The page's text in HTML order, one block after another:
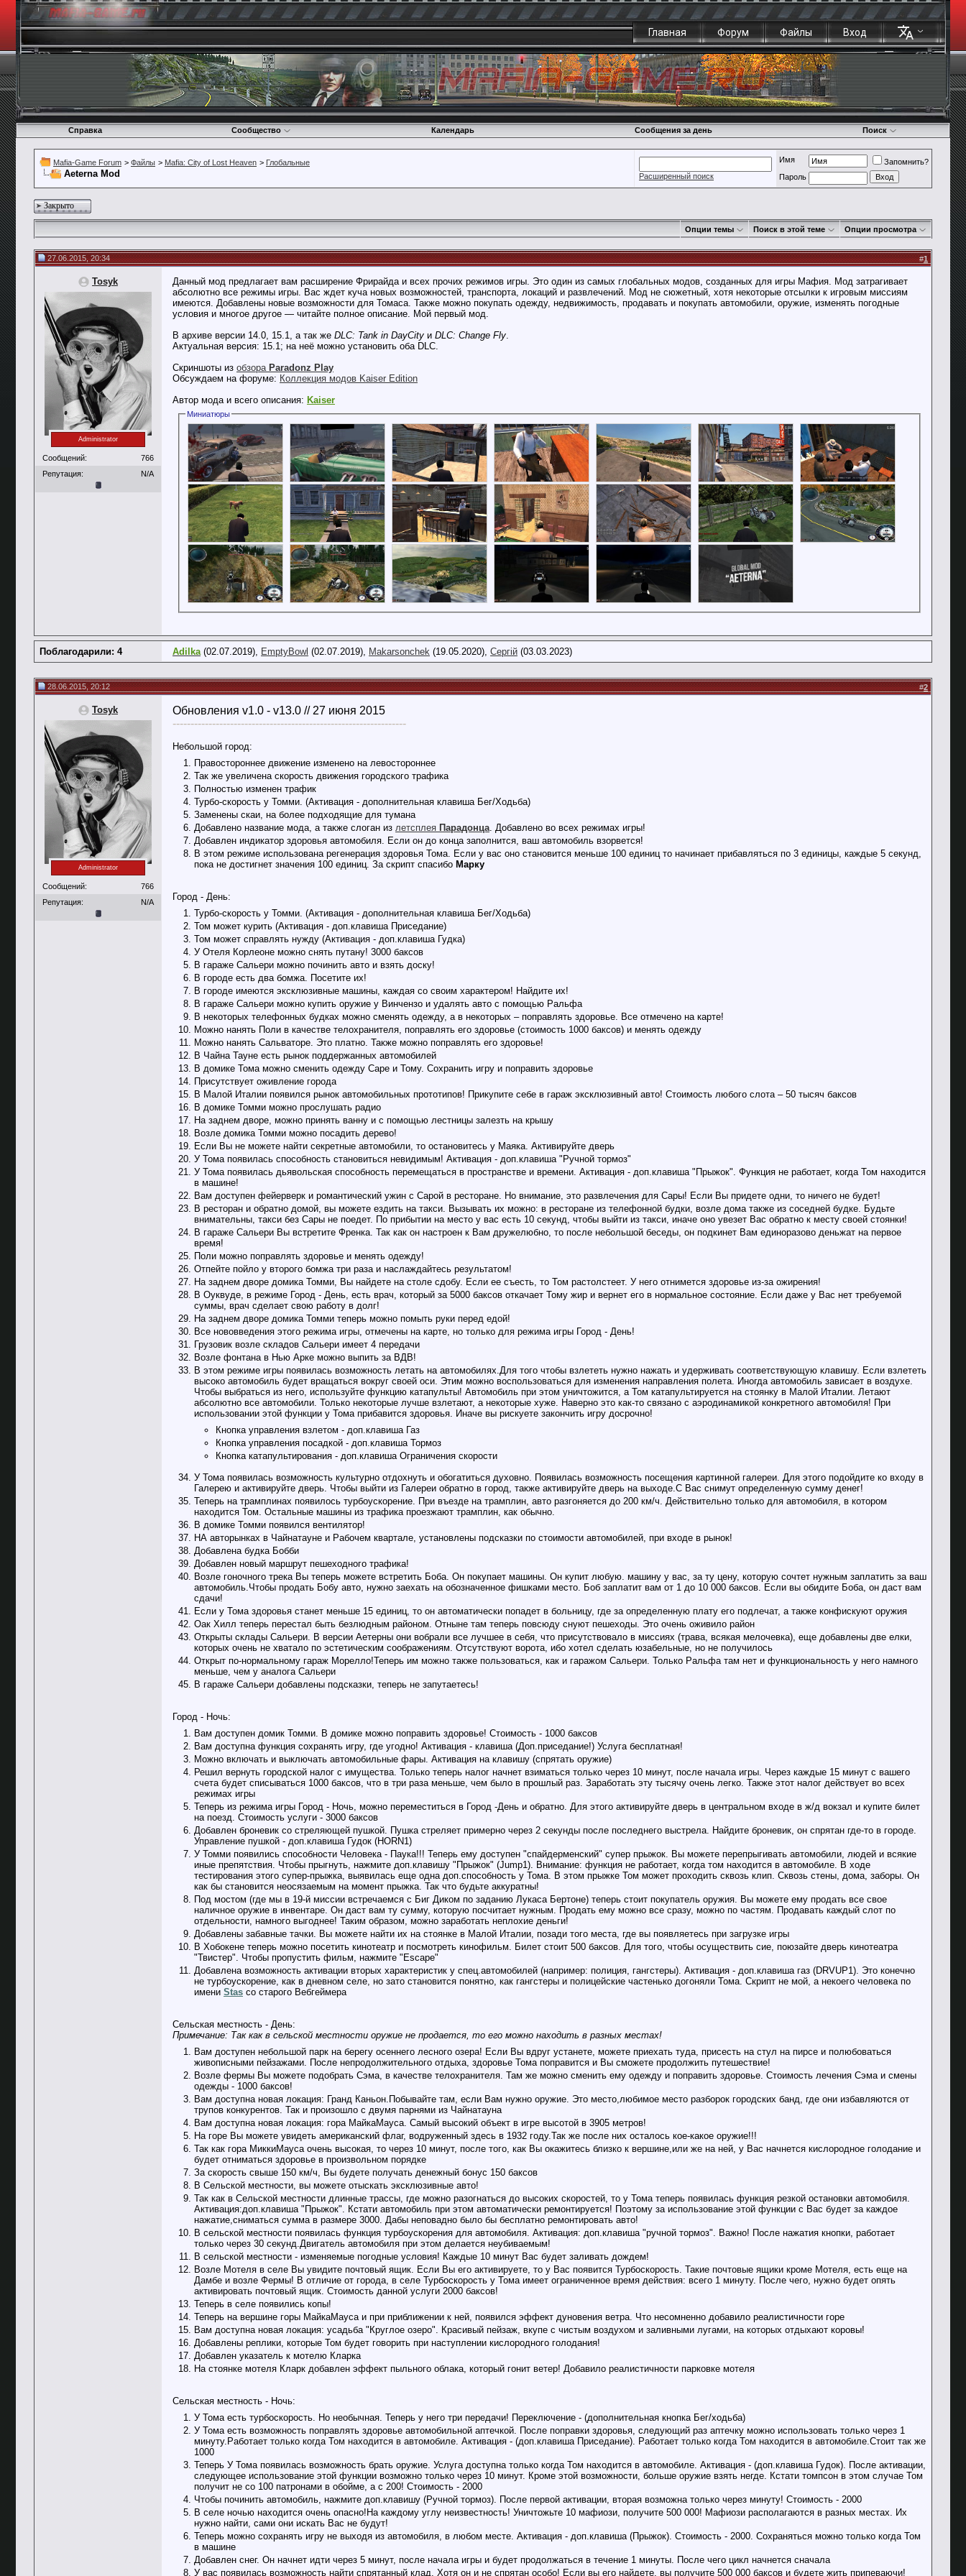
Главная Форум Файлы Вход
Справка Сообщество Календарь Сообщения за день Поиск
Mafia-Game Forum > Файлы > Mafia: City of Lost Heaven > Глобальные
Aeterna Mod Расширенный поиск
Имя
Запомнить?
Пароль
Закрыто
Опции темы Поиск в этой теме Опции просмотра
27.06.2015, 20:34 #1
Tosyk
Administrator
Сообщений:
766
Репутация:
N/A
Данный мод предлагает вам расширение Фрирайда и всех прочих режимов игры. Это один из самых глобальных модов, созданных для игры Мафия. Мод затрагивает
абсолютно все режимы игры. Вас ждет куча новых возможностей, транспорта, локаций и развлечений. Мод не сюжетный, хотя некоторые отсылки к игровым миссиям
имеются. Добавлены новые возможности для Томаса. Также можно покупать одежду, недвижимость, продавать и покупать автомобили, оружие, изменять погодные
условия и многое другое — читайте полное описание. Мой первый мод.
В архиве версии 14.0, 15.1, а так же DLC: Tank in DayCity и DLC: Change Fly.
Актуальная версия: 15.1; на неё можно установить оба DLC.
Скриншоты из обзора Paradonz Play
Обсуждаем на форуме: Коллекция модов Kaiser Edition
Автор мода и всего описания: Kaiser
Миниатюры
Поблагодарили: 4 Adilka(02.07.2019), EmptyBowl (02.07.2019), Makarsonchek (19.05.2020), Сергій (03.03.2023)
28.06.2015, 20:12 #2
Tosyk
Administrator
Сообщений:
766
Репутация:
N/A
Обновления v1.0 - v13.0 // 27 июня 2015
-----------------------------------------------------------------
Небольшой город:
Правостороннее движение изменено на левостороннее
Так же увеличена скорость движения городского трафика
Полностью изменен трафик
Турбо-скорость у Томми. (Активация - дополнительная клавиша Бег/Ходьба)
Заменены скаи, на более подходящие для тумана
Добавлено название мода, а также слоган из летсплея Парадонца. Добавлено во всех режимах игры!
Добавлен индикатор здоровья автомобиля. Если он до конца заполнится, ваш автомобиль взорвется!
В этом режиме использована регенерация здоровья Тома. Если у вас оно становится меньше 100 единиц то начинает прибавляться по 3 единицы, каждые 5 секунд,
пока не достигнет значения 100 единиц. За скрипт спасибо Марку
Город - День:
Турбо-скорость у Томми. (Активация - дополнительная клавиша Бег/Ходьба)
Том может курить (Активация - доп.клавиша Приседание)
Том может справлять нужду (Активация - доп.клавиша Гудка)
У Отеля Корлеоне можно снять путану! 3000 баксов
В гараже Сальери можно починить авто и взять доску!
В городе есть два бомжа. Посетите их!
В городе имеются эксклюзивные машины, каждая со своим характером! Найдите их!
В гараже Сальери можно купить оружие у Винчензо и удалять авто с помощью Ральфа
В некоторых телефонных будках можно сменять одежду, а в некоторых – поправлять здоровье. Все отмечено на карте!
Можно нанять Поли в качестве телохранителя, поправлять его здоровье (стоимость 1000 баксов) и менять одежду
Можно нанять Сальваторе. Это платно. Также можно поправлять его здоровье!
В Чайна Тауне есть рынок поддержанных автомобилей
В домике Тома можно сменить одежду Саре и Тому. Сохранить игру и поправить здоровье
Присутствует оживление города
В Малой Италии появился рынок автомобильных прототипов! Прикупите себе в гараж эксклюзивный авто! Стоимость любого слота – 50 тысяч баксов
В домике Томми можно прослушать радио
На заднем дворе, можно принять ванну и с помощью лестницы залезть на крышу
Возле домика Томми можно посадить дерево!
Если Вы не можете найти секретные автомобили, то остановитесь у Маяка. Активируйте дверь
У Тома появилась способность становиться невидимым! Активация - доп.клавиша "Ручной тормоз"
У Тома появилась дьявольская способность перемещаться в пространстве и времени. Активация - доп.клавиша "Прыжок". Функция не работает, когда Том находится
в машине!
Вам доступен фейерверк и романтический ужин с Сарой в ресторане. Но внимание, это развлечения для Сары! Если Вы придете одни, то ничего не будет!
В ресторан и обратно домой, вы можете ездить на такси. Вызывать их можно: в ресторане из телефонной будки, возле дома также из соседней будке. Будьте
внимательны, такси без Сары не поедет. По прибытии на место у вас есть 10 секунд, чтобы выйти из такси, иначе оно увезет Вас обратно к месту своей стоянки!
В гараже Сальери Вы встретите Френка. Так как он настроен к Вам дружелюбно, то после небольшой беседы, он подкинет Вам единоразово деньжат на первое
время!
Поли можно поправлять здоровье и менять одежду!
Отпейте пойло у второго бомжа три раза и наслаждайтесь результатом!
На заднем дворе домика Томми, Вы найдете на столе сдобу. Если ее съесть, то Том растолстеет. У него отнимется здоровье из-за ожирения!
В Оуквуде, в режиме Город - День, есть врач, который за 5000 баксов откачает Тому жир и вернет его в нормальное состояние. Если даже у Вас нет требуемой
суммы, врач сделает свою работу в долг!
На заднем дворе домика Томми теперь можно помыть руки перед едой!
Все нововведения этого режима игры, отмечены на карте, но только для режима игры Город - День!
Грузовик возле складов Сальери имеет 4 передачи
Возле фонтана в Нью Арке можно выпить за ВДВ!
В этом режиме игры появилась возможность летать на автомобилях.Для того чтобы взлететь нужно нажать и удерживать соответствующую клавишу. Если взлететь
высоко автомобиль будет вращаться вокруг своей оси. Этим можно воспользоваться для изменения направления полета. Иногда автомобиль зависает в воздухе.
Чтобы выбраться из него, используйте функцию катапульты! Автомобиль при этом уничтожится, а Том катапультируется на стоянку в Малой Италии. Летают
абсолютно все автомобили. Только некоторые лучше взлетают, а некоторые хуже. Наверно это как-то связано с аэродинамикой конкретного автомобиля! При
использовании этой функции у Тома прибавится здоровья. Иначе вы рискуете закончить игру досрочно!
Кнопка управления взлетом - доп.клавиша Газ
Кнопка управления посадкой - доп.клавиша Тормоз
Кнопка катапультирования - доп.клавиша Ограничения скорости
У Тома появилась возможность культурно отдохнуть и обогатиться духовно. Появилась возможность посещения картинной галереи. Для этого подойдите ко входу в
Галерею и активируйте дверь. Чтобы выйти из Галереи обратно в город, также активируйте дверь на выходе.С Вас снимут определенную сумму денег!
Теперь на трамплинах появилось турбоускорение. При въезде на трамплин, авто разгоняется до 200 км/ч. Действительно только для автомобиля, в котором
находится Том. Остальные машины из трафика проезжают трамплин, как обычно.
В домике Томми появился вентилятор!
НА авторынках в Чайнатауне и Рабочем квартале, установлены подсказки по стоимости автомобилей, при входе в рынок!
Добавлена будка Бобби
Добавлен новый маршрут пешеходного трафика!
Возле гоночного трека Вы теперь можете встретить Боба. Он покупает машины. Он купит любую. машину у вас, за ту цену, которую сочтет нужным заплатить за ваш
автомобиль.Чтобы продать Бобу авто, нужно заехать на обозначенное фишками место. Боб заплатит вам от 1 до 10 000 баксов. Если вы обидите Боба, он даст вам
сдачи!
Если у Тома здоровья станет меньше 15 единиц, то он автоматически попадет в больницу, где за определенную плату его подлечат, а также конфискуют оружия
Оак Хилл теперь перестал быть безлюдным районом. Отныне там теперь повсюду снуют пешеходы. Это очень оживило район
Открыты склады Сальери. В версии Аетерны они вобрали все лучшее в себя, что присутствовало в миссиях (трава, всякая мелочевка), еще добавлены две елки,
которых очень не хватало по эстетическим соображениям. Отсутствуют ворота, ибо хотел сделать юзабельные, но не получилось
Открыт по-нормальному гараж Морелло!Теперь им можно также пользоваться, как и гаражом Сальери. Только Ральфа там нет и функциональность у него намного
меньше, чем у аналога Сальери
В гараже Сальери добавлены подсказки, теперь не запутаетесь!
Город - Ночь:
Вам доступен домик Томми. В домике можно поправить здоровье! Стоимость - 1000 баксов
Вам доступна функция сохранять игру, где угодно! Активация - клавиша (Доп.приседание!) Услуга бесплатная!
Можно включать и выключать автомобильные фары. Активация на клавишу (спрятать оружие)
Решил вернуть городской налог с имущества. Только теперь налог начнет взиматься только через 10 минут, после начала игры. Через каждые 15 минут с вашего
счета будет списываться 1000 баксов, что в три раза меньше, чем было в прошлый раз. Заработать эту тысячу очень легко. Также этот налог действует во всех
режимах игры
Теперь из режима игры Город - Ночь, можно переместиться в Город -День и обратно. Для этого активируйте дверь в центральном входе в ж/д вокзал и купите билет
на поезд. Стоимость услуги - 3000 баксов
Добавлен броневик со стреляющей пушкой. Пушка стреляет примерно через 2 секунды после последнего выстрела. Найдите броневик, он спрятан где-то в городе.
Управление пушкой - доп.клавиша Гудок (HORN1)
У Томми появились способности Человека - Паука!!! Теперь ему доступен "спайдерменский" супер прыжок. Вы можете перепрыгивать автомобили, людей и всякие
иные препятствия. Чтобы прыгнуть, нажмите доп.клавишу "Прыжок" (Jump1). Внимание: функция не работает, когда том находится в автомобиле. В ходе
тестирования этого супер-прыжка, выявилась еще одна доп.способность у Тома. В этом прыжке Том может проходить сквозь клип. Сквозь стены, дома, заборы. Он
как бы становится неосязаемым на момент прыжка. Так что будьте аккуратны!
Под мостом (где мы в 19-й миссии встречаемся с Биг Диком по заданию Лукаса Бертоне) теперь стоит покупатель оружия. Вы можете ему продать все свое
наличное оружие в инвентаре. Он даст вам ту сумму, которую посчитает нужным. Продать ему можно все сразу, можно по частям. Продавать каждый слот по
отдельности, намного выгоднее! Таким образом, можно заработать неплохие деньги!
Добавлены забавные тачки. Вы можете найти их на стоянке в Малой Италии, позади того места, где вы появляетесь при загрузке игры
В Хобокене теперь можно посетить кинотеатр и посмотреть кинофильм. Билет стоит 500 баксов. Для того, чтобы осуществить сие, поюзайте дверь кинотеатра
"Твистер". Чтобы пропустить фильм, нажмите "Escape"
Добавлена возможность активации вторых характеристик у спец.автомобилей (например: полиция, гангстеры). Активация - доп.клавиша газ (DRVUP1). Это конечно
не турбоускорение, как в дневном селе, но зато становится понятно, как гангстеры и полицейские частенько догоняли Тома. Скрипт не мой, а некоего человека по
имени Stas со старого Вебгеймера
Сельская местность - День:
Примечание: Так как в сельской местности оружие не продается, то его можно находить в разных местах!
Вам доступен небольшой парк на берегу осеннего лесного озера! Если Вы вдруг устанете, можете приехать туда, присесть на стул на пирсе и полюбоваться
живописными пейзажами. После непродолжительного отдыха, здоровье Тома поправится и Вы сможете продолжить путешествие!
Возле фермы Вы можете подобрать Сэма, в качестве телохранителя. Там же можно сменить ему одежду и поправить здоровье. Стоимость лечения Сэма и смены
одежды - 1000 баксов!
Вам доступна новая локация: Гранд Каньон.Побывайте там, если Вам нужно оружие. Это место,любимое место разборок городских банд, где они избавляются от
трупов конкурентов. Так и произошло с двумя парнями из Чайнатауна
Вам доступна новая локация: гора МайкаМауса. Самый высокий объект в игре высотой в 3905 метров!
На горе Вы можете увидеть американский флаг, водруженный здесь в 1932 году.Так же после них осталось кое-какое оружие!!!
Так как гора МиккиМауса очень высокая, то через 10 минут, после того, как Вы окажитесь близко к вершине,или же на ней, у Вас начнется кислородное голодание и
будет отниматься здоровье в произвольном порядке
За скорость свыше 150 км/ч, Вы будете получать денежный бонус 150 баксов
В Сельской местности, вы можете отыскать эксклюзивные авто!
Так как в Сельской местности длинные трассы, где можно разогнаться до высоких скоростей, то у Тома теперь появилась функция резкой остановки автомобиля.
Активация:доп.клавиша "Прыжок". Кстати автомобиль при этом автоматически ремонтируется! Поэтому за использование этой функции с Вас будет за каждое
нажатие,сниматься сумма в размере 3000. Дабы неповадно было бы бесплатно ремонтировать авто!
В сельской местности появилась функция турбоускорения для автомобиля. Активация: доп.клавиша "ручной тормоз". Важно! После нажатия кнопки, работает
только через 30 секунд.Двигатель автомобиля при этом делается неубиваемым!
В сельской местности - изменяемые погодные условия! Каждые 10 минут Вас будет заливать дождем!
Возле Мотеля в селе Вы увидите почтовый ящик. Если Вы его активируете, то у Вас появится Турбоскорость. Такие почтовые ящики кроме Мотеля, есть еще на
Дамбе и возле Фермы! В отличие от города, в селе Турбоскорость у Тома имеет ограниченное время действия: всего 1 минуту. После чего, нужно будет опять
активировать почтовый ящик. Стоимость данной услуги 2000 баксов!
Теперь в селе появились копы!
Теперь на вершине горы МайкаМауса и при приближении к ней, появился эффект дуновения ветра. Что несомненно добавило реалистичности горе
Вам доступна новая локация: усадьба "Круглое озеро". Красивый пейзаж, вкупе с чистым воздухом и заливными лугами, на которых отдыхают коровы!
Добавлены реплики, которые Том будет говорить при наступлении кислородного голодания!
Добавлен указатель к мотелю Кларка
На стоянке мотеля Кларк добавлен эффект пыльного облака, который гонит ветер! Добавило реалистичности парковке мотеля
Сельская местность - Ночь:
У Тома есть турбоскорость. Но необычная. Теперь у него три передачи! Переключение - (дополнительная кнопка Бег/ходьба)
У Тома есть возможность поправлять здоровье автомобильной аптечкой. После поправки здоровья, следующий раз аптечку можно использовать только через 1
минуту.Работает только когда Том находится в автомобиле. Активация - (доп.клавиша Приседание). Работает только когда Том находится в автомобиле.Стоит так же
1000
Теперь У Тома появилась возможность брать оружие. Услуга доступна только когда Том находится в автомобиле. Активация - (доп.клавиша Гудок). После активации,
следующее использование этой функции возможно только через 10 минут. Кроме этой возможности, больше оружие взять негде. Кстати томпсон в этом случае Том
получит не со 100 патронами в обойме, а с 200! Стоимость - 2000
Чтобы починить автомобиль, нажмите доп.клавишу (Ручной тормоз). После первой активации, вторая возможна только через минуту! Стоимость - 2000
В селе ночью находится очень опасно!На каждому углу неизвестность! Уничтожьте 10 мафиози, получите 500 000! Мафиози располагаются в разных местах. Их
нужно найти, сами они искать Вас не будут!
Теперь можно сохранять игру не выходя из автомобиля, в любом месте. Активация - доп.клавиша (Прыжок). Стоимость - 2000. Сохраняться можно только когда Том
в машине
Добавлен снег. Он начнет идти через 5 минут, после начала игры и будет продолжаться в течение 1 минуты. После чего цикл начнется сначала
У вас появилась возможность найти спрятанный клад. Хотя он и не спрятан особо! Если вы его найдете, вы получите 500 000 баксов и будете жить припеваючи!